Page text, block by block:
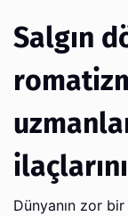
Salgın
Dünyanın zor